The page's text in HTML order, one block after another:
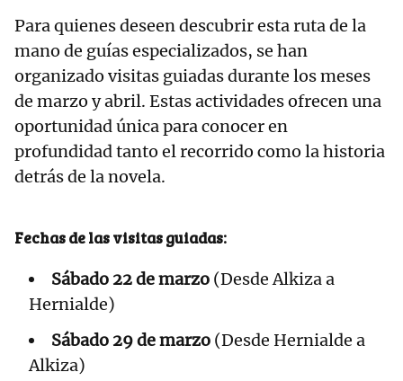
Para quienes deseen descubrir esta ruta de la
mano de guías especializados, se han
organizado visitas guiadas durante los meses
de marzo y abril. Estas actividades ofrecen una
oportunidad única para conocer en
profundidad tanto el recorrido como la historia
detrás de la novela.
Fechas de las visitas guiadas:
Sábado 22 de marzo (Desde Alkiza a
Hernialde)
Sábado 29 de marzo (Desde Hernialde a
Alkiza)